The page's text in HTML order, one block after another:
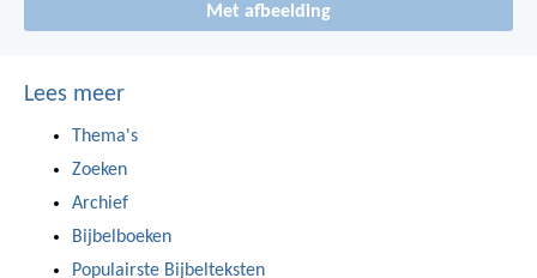
Met afbeelding
Lees meer
Thema's
Zoeken
Archief
Bijbelboeken
Populairste Bijbelteksten